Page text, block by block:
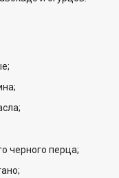
черного перца;